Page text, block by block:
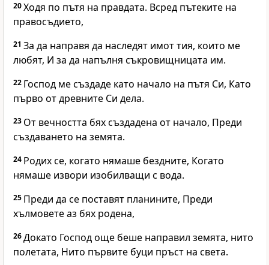
20Ходя по пътя на правдата. Всред пътеките на
правосъдието,
21 За да направя да наследят имот тия, които ме
любят, И за да напълня съкровищницата им.
22 Господ ме създаде като начало на пътя Си, Като
първо от древните Си дела.
23 От вечността бях създадена от начало, Преди
създаването на земята.
24 Родих се, когато нямаше бездните, Когато
нямаше извори изобилващи с вода.
25 Преди да се поставят планините, Преди
хълмовете аз бях родена,
26Докато Господ още беше направил земята, нито
полетата, Нито първите буци пръст на света.